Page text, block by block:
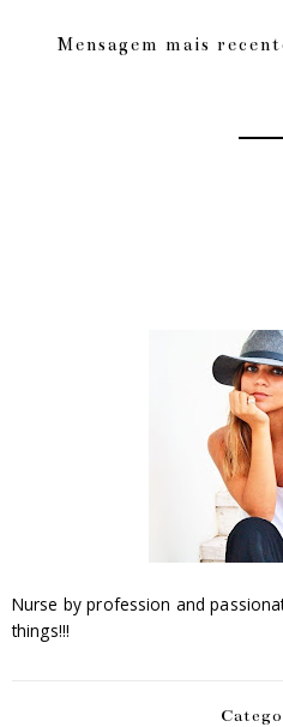
Mensagem mais
Nurse by profession and
things!!!